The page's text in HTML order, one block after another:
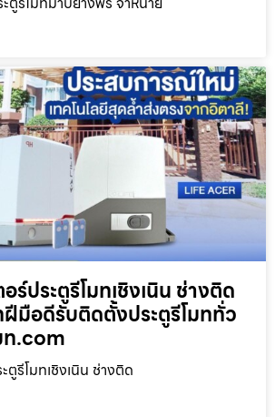
ร์ประตูรีโมทเชิงเนิน ช่างติด
ฝีมือดีรับติดตั้งประตูรีโมททั่ว
ท.com
ตูรีโมทเชิงเนิน ช่างติด